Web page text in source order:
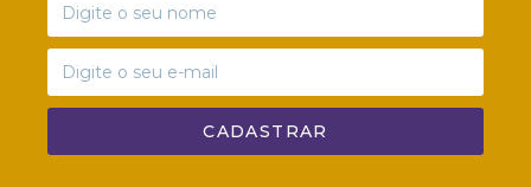
CADASTRAR